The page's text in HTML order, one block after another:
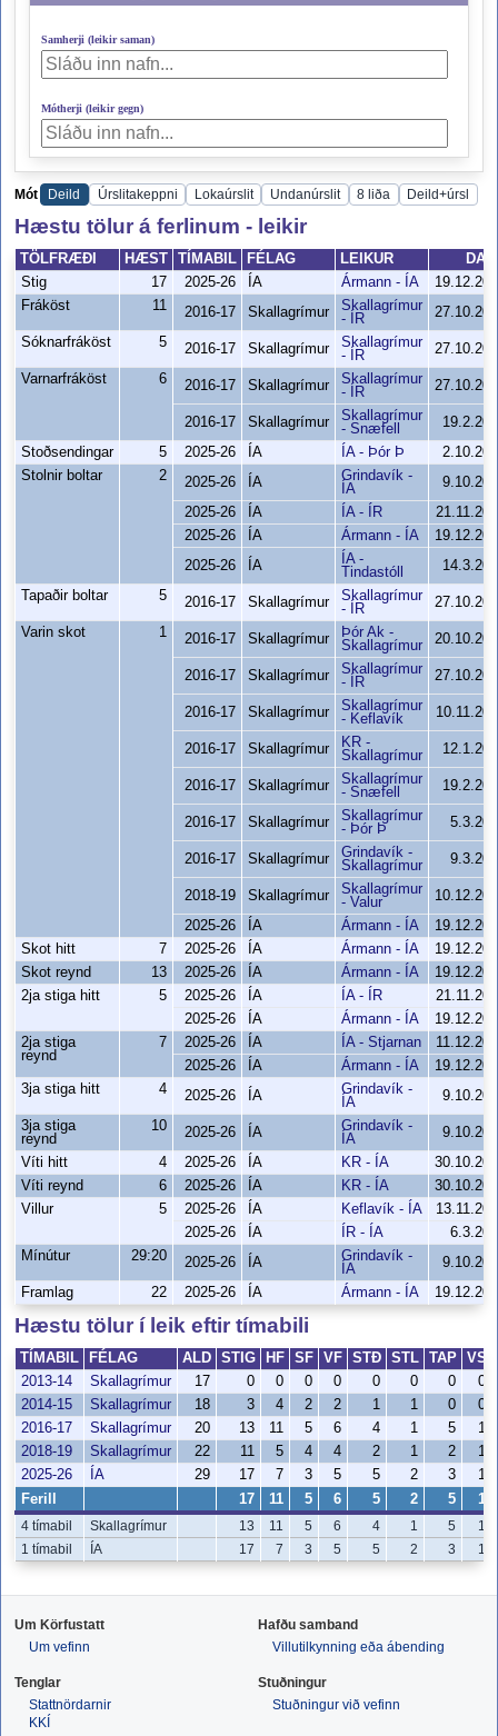
Samherji (leikir saman)
Mótherji (leikir gegn)
Mót Deild Úrslitakeppni Lokaúrslit Undanúrslit 8 liða Deild+úrsl
Hæstu tölur á ferlinum - leikir
TÖLFRÆÐI HÆST TÍMABIL FÉLAG LEIKUR
Stig
17 2025-26 ÍA Ármann - ÍA
Fráköst
11 2016-17 Skallagrímur
Skallagrímur
- ÍR
Sóknarfráköst
5 2016-17 Skallagrímur
Skallagrímur
- ÍR
Varnarfráköst
6 2016-17 Skallagrímur
Skallagrímur
- ÍR
2016-17 Skallagrímur
Skallagrímur
- Snæfell
Stoðsendingar
5 2025-26 ÍA ÍA - Þór Þ
Stolnir boltar
2 2025-26 ÍA
Grindavík -
ÍA
2025-26
ÍA ÍA - ÍR
2025-26
ÍA Ármann - ÍA
2025-26
ÍA
ÍA -
Tindastóll
Tapaðir boltar
5 2016-17 Skallagrímur
Skallagrímur
- ÍR
Varin skot
1 2016-17 Skallagrímur
Þór Ak -
Skallagrímur
2016-17 Skallagrímur
Skallagrímur
- ÍR
2016-17 Skallagrímur
Skallagrímur
- Keflavík
2016-17 Skallagrímur
KR -
Skallagrímur
2016-17 Skallagrímur
Skallagrímur
- Snæfell
2016-17 Skallagrímur
Skallagrímur
- Þór Þ
2016-17 Skallagrímur
Grindavík -
Skallagrímur
2018-19 Skallagrímur
Skallagrímur
- Valur
2025-26
ÍA Ármann - ÍA
Skot hitt
7 2025-26 ÍA Ármann - ÍA
Skot reynd
13 2025-26 ÍA Ármann - ÍA
2ja stiga hitt
5 2025-26 ÍA ÍA - ÍR
2025-26
ÍA Ármann - ÍA
2ja stiga
reynd
7 2025-26 ÍA ÍA - Stjarnan
2025-26
ÍA Ármann - ÍA
3ja stiga hitt
4 2025-26 ÍA
Grindavík -
ÍA
3ja stiga
reynd
10 2025-26 ÍA
Grindavík -
ÍA
Víti hitt
4 2025-26 ÍA KR - ÍA
Víti reynd
6 2025-26 ÍA KR - ÍA
Villur
5 2025-26 ÍA Keflavík - ÍA
2025-26
ÍA ÍR - ÍA
Mínútur
29:20 2025-26 ÍA
Grindavík -
ÍA
Framlag
22 2025-26 ÍA Ármann - ÍA
Hæstu tölur í leik eftir tímabili
TÍMABIL FÉLAG ALD STIG HF SF VF STÐ STL TAP VS
2013-14
Skallagrímur 17 0 0 0 0 0 0 0
0
2014-15
Skallagrímur 18 3 4 2 2 1 1 0
0
2016-17
Skallagrímur 20 13 11 5 6 4 1 5
1
2018-19
Skallagrímur 22 11 5 4 4 2 1 2
1
2025-26
ÍA 29 17 7 3 5 5 2 3 1
Ferill 17 11 5 6 5 2 5 1
4 tímabil Skallagrímur 13 11 5 6 4 1 5
1
1 tímabil
ÍA 17 7 3 5 5 2 3 1
Um Körfustatt
Um vefinn
Hafðu samband
Villutilkynning eða ábending
Tenglar
Stattnördarnir
KKÍ
Stuðningur
Stuðningur við vefinn